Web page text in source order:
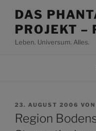
Inhalt
springen
DAS
PROJEKT –
Leben. Universum. Alles.
VERÖFFENTLICHT
AM
23. AUGUST 2006 VON
Region